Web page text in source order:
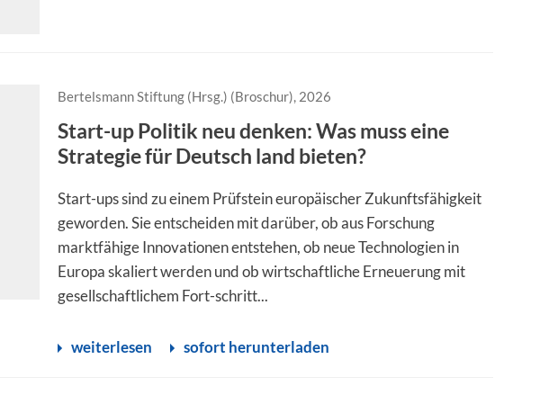
Bertelsmann Stiftung (Hrsg.) (Broschur), 2026
Start-up Politik neu denken: Was muss eine
Strategie für Deutsch land bieten?
Start-ups sind zu einem Prüfstein europäischer Zukunftsfähigkeit
geworden. Sie entscheiden mit darüber, ob aus Forschung
marktfähige Innovationen entstehen, ob neue Technologien in
Europa skaliert werden und ob wirtschaftliche Erneuerung mit
gesellschaftlichem Fort-schritt...
weiterlesen sofort herunterladen